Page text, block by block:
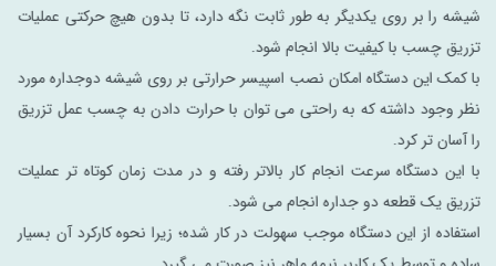
شیشه را بر روی یکدیگر به طور ثابت نگه دارد، تا بدون هیچ حرکتی عملیات
تزریق چسب با کیفیت بالا انجام شود.
با کمک این دستگاه امکان نصب اسپیسر حرارتی بر روی شیشه دوجداره مورد
نظر وجود داشته که به راحتی می توان با حرارت دادن به چسب عمل تزریق
را آسان تر کرد.
با این دستگاه سرعت انجام کار بالاتر رفته و در مدت زمان کوتاه تر عملیات
تزریق یک قطعه دو جداره انجام می شود.
استفاده از این دستگاه موجب سهولت در کار شده؛ زیرا نحوه کارکرد آن بسیار